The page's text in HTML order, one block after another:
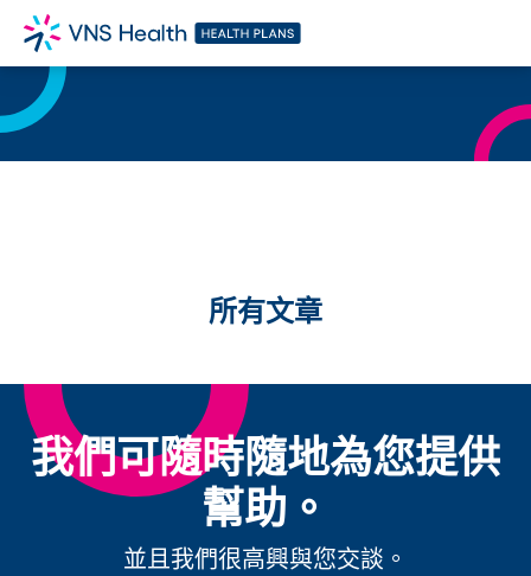
所有文章
我們可隨時隨地為您提供
幫助。
並且我們很高興與您交談。